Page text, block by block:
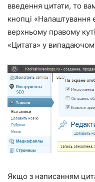
введення цитати, то
кнопці «Налаштування
верхньому правому
«Цитата» у
Якщо з написанням